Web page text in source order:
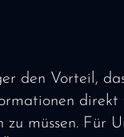
den Vorteil,
müssen. Für